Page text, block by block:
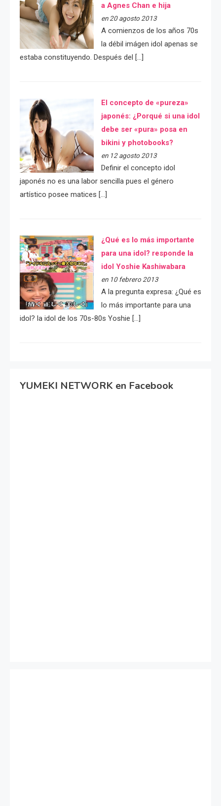
a Agnes Chan e hija
en 20 agosto 2013
A comienzos de los años 70s
la débil imágen idol apenas se
estaba constituyendo. Después del […]
El concepto de «pureza»
japonés: ¿Porqué si una idol
debe ser «pura» posa en
bikini y photobooks?
en 12 agosto 2013
Definir el concepto idol
japonés no es una labor sencilla pues el género
artístico posee matices […]
¿Qué es lo más importante
para una idol? responde la
idol Yoshie Kashiwabara
en 10 febrero 2013
A la pregunta expresa: ¿Qué es
lo más importante para una
idol? la idol de los 70s-80s Yoshie […]
YUMEKI NETWORK en Facebook